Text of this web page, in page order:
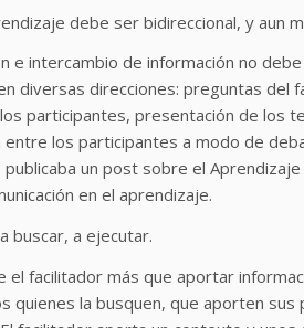
debe ser bidireccional, y aun
e intercambio de información no
diversas direcciones: preguntas del
participantes, presentación de los
los participantes a modo de
publicaba un post sobre el
en el aprendizaje.
buscar, a ejecutar.
el facilitador más que aportar
quienes la busquen, que aporten